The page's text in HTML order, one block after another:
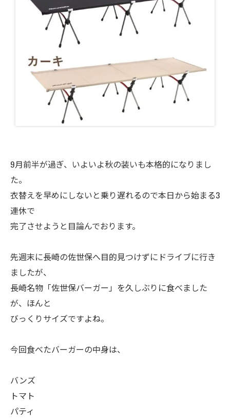
9月前半が過ぎ、いよいよ秋の装いも本格的になりまし
た。
衣替えを早めにしないと乗り遅れるので本日から始まる3
連休で
完了させようと目論んでおります。
先週末に長崎の佐世保へ目的見つけずにドライブに行き
ましたが、
長崎名物「佐世保バーガー」を久しぶりに食べました
が、ほんと
びっくりサイズですよね。
今回食べたバーガーの中身は、
バンズ
トマト
パティ